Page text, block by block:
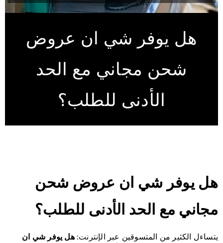
هل يوفر شي ان عروض
شحن مجاني مع الحد
الأدنى للطلب؟
هل يوفر شي ان عروض شحن
مجاني مع الحد الأدنى للطلب؟
يتساءل الكثير من المتسوقين عبر الإنترنت:هل يوفر شي ان